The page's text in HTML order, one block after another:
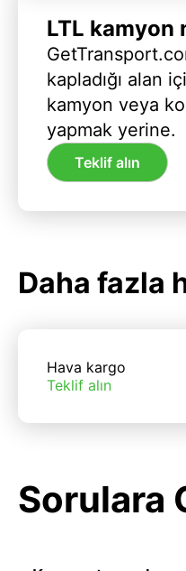
LTL kamyon
kapladığı alan
kamyon veya
yapmak yerine.
Teklif alın
Daha fazla
Hava kargo
Teklif alın
Sorulara